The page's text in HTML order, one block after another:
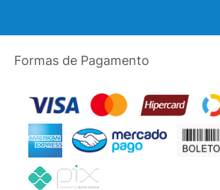
Formas de Pagamento